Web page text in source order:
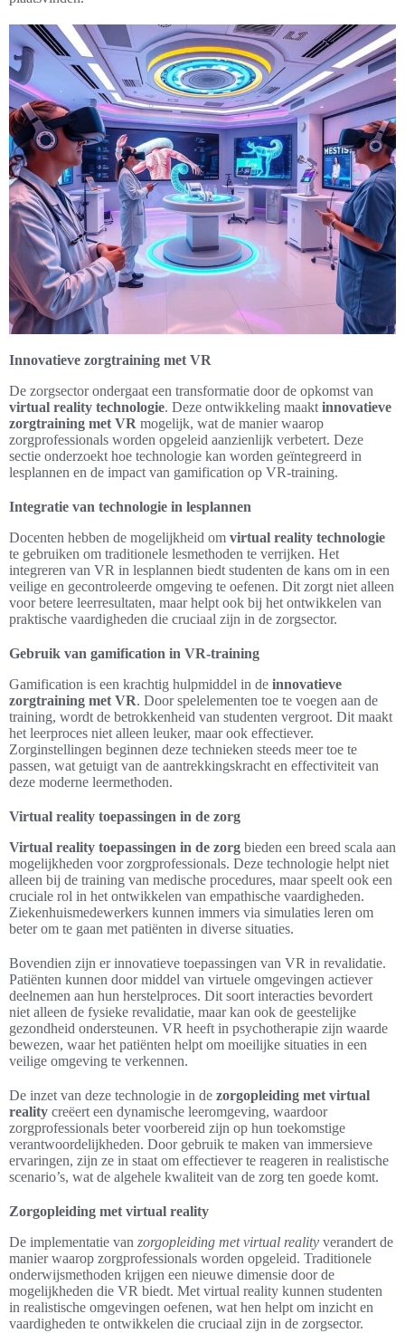
Innovatieve zorgtraining met VR
De zorgsector ondergaat een transformatie door de opkomst van
virtual reality technologie. Deze ontwikkeling maakt innovatieve
zorgtraining met VR mogelijk, wat de manier waarop
zorgprofessionals worden opgeleid aanzienlijk verbetert. Deze
sectie onderzoekt hoe technologie kan worden geïntegreerd in
lesplannen en de impact van gamification op VR-training.
Integratie van technologie in lesplannen
Docenten hebben de mogelijkheid om virtual reality technologie
te gebruiken om traditionele lesmethoden te verrijken. Het
integreren van VR in lesplannen biedt studenten de kans om in een
veilige en gecontroleerde omgeving te oefenen. Dit zorgt niet alleen
voor betere leerresultaten, maar helpt ook bij het ontwikkelen van
praktische vaardigheden die cruciaal zijn in de zorgsector.
Gebruik van gamification in VR-training
Gamification is een krachtig hulpmiddel in de innovatieve
zorgtraining met VR. Door spelelementen toe te voegen aan de
training, wordt de betrokkenheid van studenten vergroot. Dit maakt
het leerproces niet alleen leuker, maar ook effectiever.
Zorginstellingen beginnen deze technieken steeds meer toe te
passen, wat getuigt van de aantrekkingskracht en effectiviteit van
deze moderne leermethoden.
Virtual reality toepassingen in de zorg
Virtual reality toepassingen in de zorg bieden een breed scala aan
mogelijkheden voor zorgprofessionals. Deze technologie helpt niet
alleen bij de training van medische procedures, maar speelt ook een
cruciale rol in het ontwikkelen van empathische vaardigheden.
Ziekenhuismedewerkers kunnen immers via simulaties leren om
beter om te gaan met patiënten in diverse situaties.
Bovendien zijn er innovatieve toepassingen van VR in revalidatie.
Patiënten kunnen door middel van virtuele omgevingen actiever
deelnemen aan hun herstelproces. Dit soort interacties bevordert
niet alleen de fysieke revalidatie, maar kan ook de geestelijke
gezondheid ondersteunen. VR heeft in psychotherapie zijn waarde
bewezen, waar het patiënten helpt om moeilijke situaties in een
veilige omgeving te verkennen.
De inzet van deze technologie in de zorgopleiding met virtual
reality creëert een dynamische leeromgeving, waardoor
zorgprofessionals beter voorbereid zijn op hun toekomstige
verantwoordelijkheden. Door gebruik te maken van immersieve
ervaringen, zijn ze in staat om effectiever te reageren in realistische
scenario’s, wat de algehele kwaliteit van de zorg ten goede komt.
Zorgopleiding met virtual reality
De implementatie van zorgopleiding met virtual reality verandert de
manier waarop zorgprofessionals worden opgeleid. Traditionele
onderwijsmethoden krijgen een nieuwe dimensie door de
mogelijkheden die VR biedt. Met virtual reality kunnen studenten
in realistische omgevingen oefenen, wat hen helpt om inzicht en
vaardigheden te ontwikkelen die cruciaal zijn in de zorgsector.